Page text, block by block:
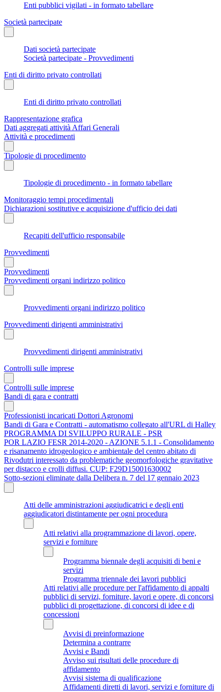
Enti pubblici vigilati - in formato tabellare
Società partecipate
Dati società partecipate
Società partecipate - Provvedimenti
Enti di diritto privato controllati
Enti di diritto privato controllati
Rappresentazione grafica
Dati aggregati attività Affari Generali
Attività e procedimenti
Tipologie di procedimento
Tipologie di procedimento - in formato tabellare
Monitoraggio tempi procedimentali
Dichiarazioni sostitutive e acquisizione d'ufficio dei dati
Recapiti dell'ufficio responsabile
Provvedimenti
Provvedimenti
Provvedimenti organi indirizzo politico
Provvedimenti organi indirizzo politico
Provvedimenti dirigenti amministrativi
Provvedimenti dirigenti amministrativi
Controlli sulle imprese
Controlli sulle imprese
Bandi di gara e contratti
Professionisti incaricati Dottori Agronomi
Bandi di Gara e Contratti - automatismo collegato all'URL di Halley
PROGRAMMA DI SVILUPPO RURALE - PSR
POR LAZIO FESR 2014-2020 - AZIONE 5.1.1 - Consolidamento
e risanamento idrogeologico e ambientale del centro abitato di
Rivodutri interessato da problematiche geomorfologiche gravitative
per distacco e crolli diffusi. CUP: F29D15001630002
Sotto-sezioni eliminate dalla Delibera n. 7 del 17 gennaio 2023
Atti delle amministrazioni aggiudicatrici e degli enti
aggiudicatori distintamente per ogni procedura
Atti relativi alla programmazione di lavori, opere,
servizi e forniture
Programma biennale degli acquisiti di beni e
servizi
Programma triennale dei lavori pubblici
Atti relativi alle procedure per l'affidamento di appalti
pubblici di servizi, forniture, lavori e opere, di concorsi
pubblici di progettazione, di concorsi di idee e di
concessioni
Avvisi di preinformazione
Determina a contrarre
Avvisi e Bandi
Avviso sui risultati delle procedure di
affidamento
Avvisi sistema di qualificazione
Affidamenti diretti di lavori, servizi e forniture di